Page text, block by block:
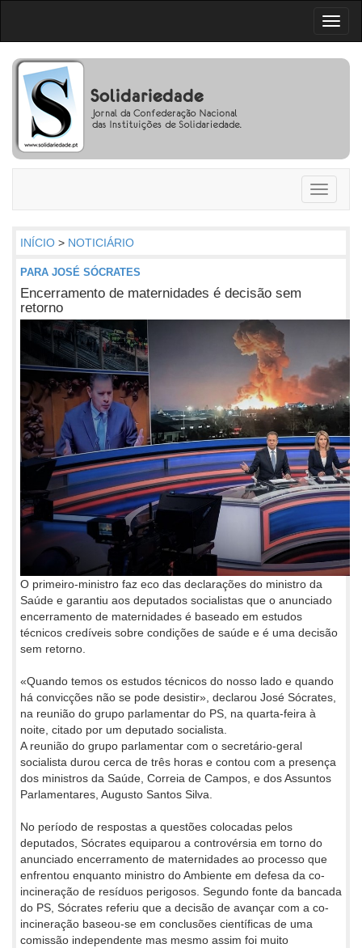
Toggle
INÍCIO > NOTICIÁRIO
PARA JOSÉ SÓCRATES
Encerramento de maternidades é decisão sem
retorno
O primeiro-ministro faz eco das declarações do ministro da
Saúde e garantiu aos deputados socialistas que o anunciado
encerramento de maternidades é baseado em estudos
técnicos credíveis sobre condições de saúde e é uma decisão
sem retorno.
«Quando temos os estudos técnicos do nosso lado e quando
há convicções não se pode desistir», declarou José Sócrates,
na reunião do grupo parlamentar do PS, na quarta-feira à
noite, citado por um deputado socialista.
A reunião do grupo parlamentar com o secretário-geral
socialista durou cerca de três horas e contou com a presença
dos ministros da Saúde, Correia de Campos, e dos Assuntos
Parlamentares, Augusto Santos Silva.
No período de respostas a questões colocadas pelos
deputados, Sócrates equiparou a controvérsia em torno do
anunciado encerramento de maternidades ao processo que
enfrentou enquanto ministro do Ambiente em defesa da co-
incineração de resíduos perigosos. Segundo fonte da bancada
do PS, Sócrates referiu que a decisão de avançar com a co-
incineração baseou-se em conclusões científicas de uma
comissão independente mas mesmo assim foi muito